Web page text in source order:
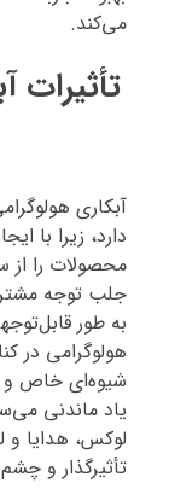
می‌کند.
تأثیرات
آبکاری
دارد، زیرا با
محصولات را از
جلب توجه
به طور
هولوگرامی در
شیوه‌ای خاص و
یاد ماندنی
لوکس، هدایا و
تأثیرگذار و